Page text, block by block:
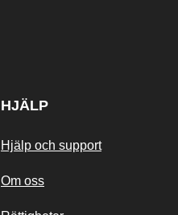
HJÄLP
Hjälp och support
Om oss